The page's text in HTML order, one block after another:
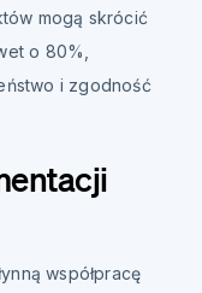
mogą skrócić
o 80%,
i zgodność
współpracę